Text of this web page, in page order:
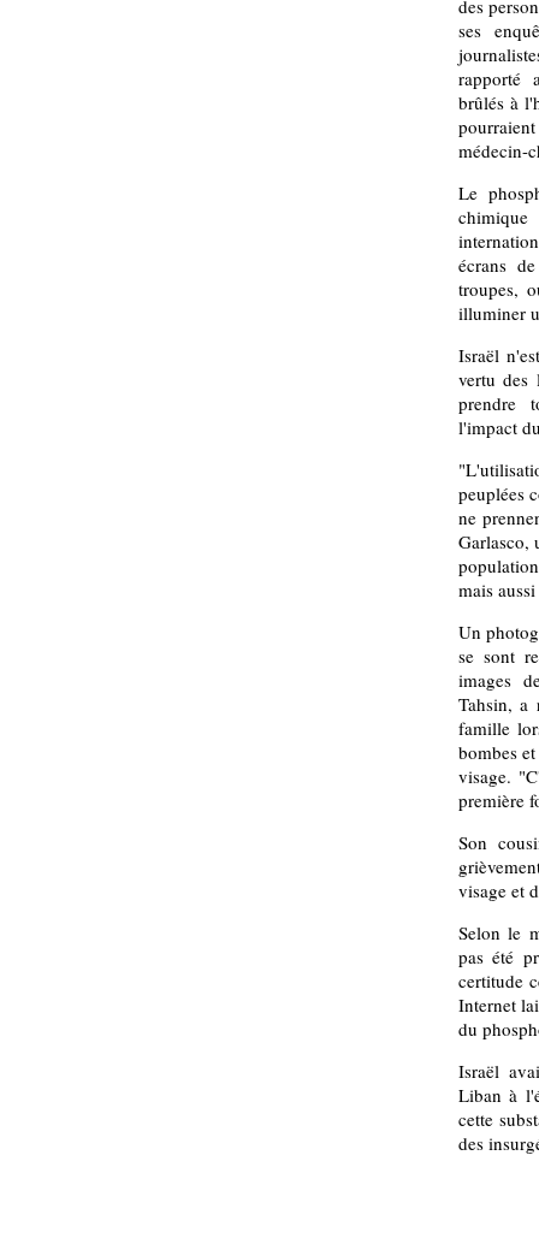
des
ses
rapporté
brûlés à
médecin-
Le
écrans
troupes,
illuminer
Israël
vertu des
prendre
l'impact
peuplées
ne
Garlasco,
mais
Un
se sont
images
Tahsin, a
famille
bombes
visage.
première
Son
visage et
Selon le
pas été
certitude
Internet
du
Israël
Liban à
cette
des